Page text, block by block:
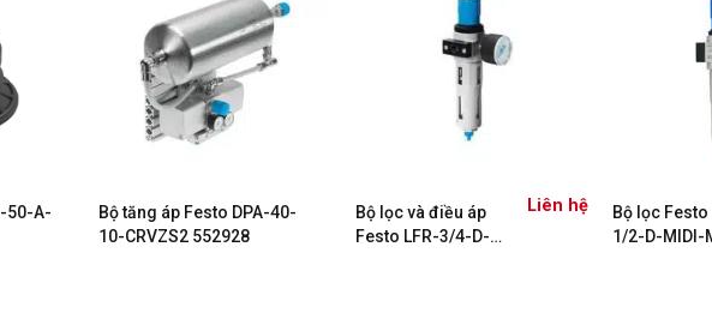
50-A-
Bộ tăng áp Festo DPA-40-
10-CRVZS2 552928
Bộ lọc và điều áp
Festo LFR-3/4-D-
Liên hệ
Bộ lọc Festo
1/2-D-MIDI-